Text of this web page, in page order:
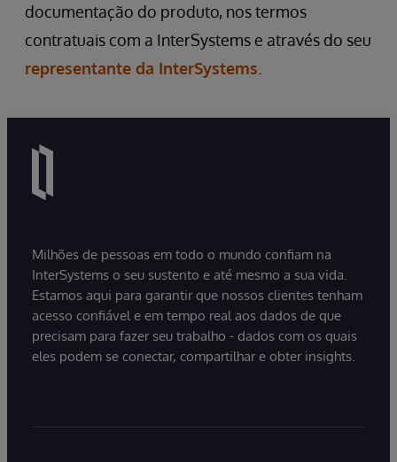
documentação do produto, nos termos
contratuais com a InterSystems e através do seu
representante da InterSystems
Milhões de pessoas em todo o mundo confiam na
InterSystems o seu sustento e até mesmo a sua vida.
Estamos aqui para garantir que nossos clientes tenham
acesso confiável e em tempo real aos dados de que
precisam para fazer seu trabalho - dados com os quais
eles podem se conectar, compartilhar e obter insights.